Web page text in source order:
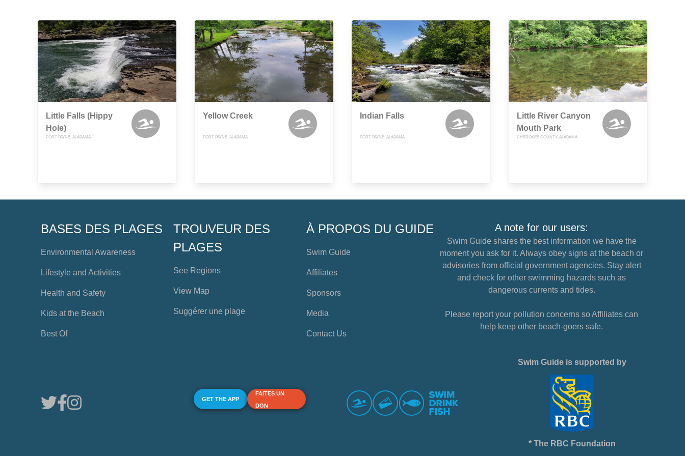
Little Falls (Hippy
Hole)
FORT PAYNE, ALABAMA
Yellow Creek
FORT PAYNE, ALABAMA
Indian Falls
FORT PAYNE, ALABAMA
Little River Canyon
Mouth Park
CHEROKEE COUNTY, ALABAMA
BASES DES PLAGES
Environmental Awareness
Lifestyle and Activities
Health and Safety
Kids at the Beach
Best Of
TROUVEUR DES
PLAGES
See Regions
View Map
Suggérer une plage
À PROPOS DU GUIDE
Swim Guide
Affiliates
Sponsors
Media
Contact Us
A note for our users:
Swim Guide shares the best information we have the
moment you ask for it. Always obey signs at the beach or
advisories from official government agencies. Stay alert
and check for other swimming hazards such as
dangerous currents and tides.
Please report your pollution concerns so Affiliates can
help keep other beach-goers safe.
GET THE APP
FAITES UN
DON
Swim Guide is supported by
* The RBC Foundation